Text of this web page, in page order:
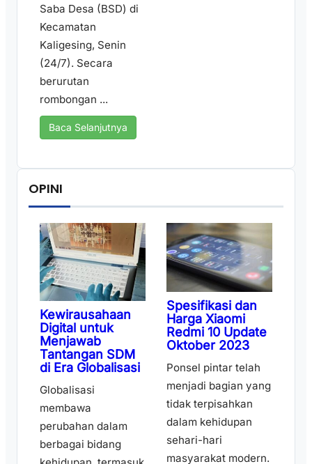
Saba Desa (BSD) di
Kecamatan
Kaligesing, Senin
(24/7). Secara
berurutan
rombongan ...
Baca Selanjutnya
OPINI
Kewirausahaan
Digital untuk
Menjawab
Tantangan SDM
di Era Globalisasi
Globalisasi
membawa
perubahan dalam
berbagai bidang
Spesifikasi dan
Harga Xiaomi
Redmi 10 Update
Oktober 2023
Ponsel pintar telah
menjadi bagian yang
tidak terpisahkan
dalam kehidupan
sehari-hari
masyarakat modern.